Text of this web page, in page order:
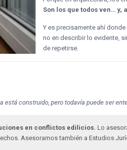
Son los que todos ven… y,
Y es precisamente ahí
no en describir lo evidente,
de repetirse.
construido, pero todavía puede ser
en conflictos edilicios. Lo
Asesoramos también a Estudios